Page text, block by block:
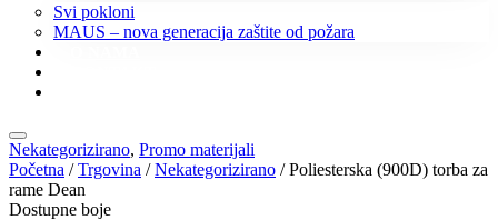
Svi pokloni
MAUS – nova generacija zaštite od požara
Nekategorizirano, Promo materijali
Početna /Trgovina /Nekategorizirano / Poliesterska (900D) torba za
rame Dean
Dostupne boje